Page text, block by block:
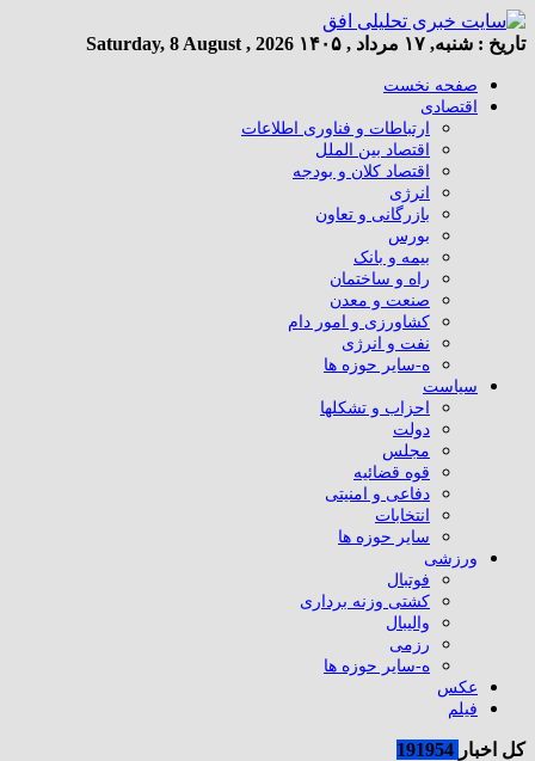
تاریخ : شنبه, ۱۷ مرداد , ۱۴۰۵ Saturday, 8 August , 2026
صفحه نخست
اقتصادی
ارتباطات و فناوری اطلاعات
اقتصاد بین الملل
اقتصاد کلان و بودجه
انرژی
بازرگانی و تعاون
بورس
بیمه و بانک
راه و ساختمان
صنعت و معدن
کشاورزی و امور دام
نفت و انرژی
ه-سایر حوزه ها
سیاست
احزاب و تشکلها
دولت
مجلس
قوه قضائیه
دفاعی و امنیتی
انتخابات
سایر حوزه ها
ورزشی
فوتبال
کشتی وزنه برداری
والیبال
رزمی
ه-سایر حوزه ها
عکس
فیلم
کل اخبار